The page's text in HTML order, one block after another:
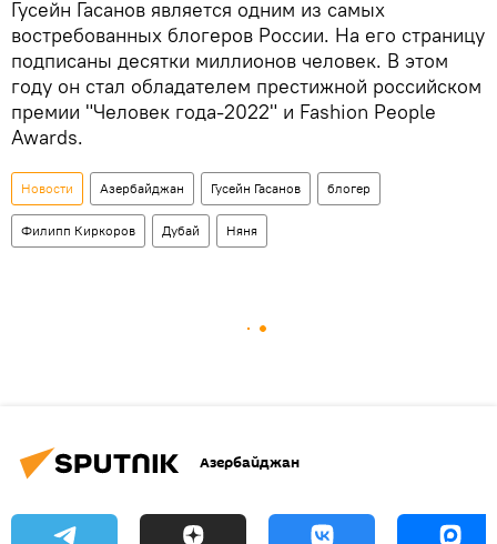
Гусейн Гасанов является одним из самых
востребованных блогеров России. На его страницу
подписаны десятки миллионов человек. В этом
году он стал обладателем престижной российском
премии "Человек года-2022" и Fashion People
Awards.
Новости Азербайджан Гусейн Гасанов блогер
Филипп Киркоров Дубай Няня
Азербайджан